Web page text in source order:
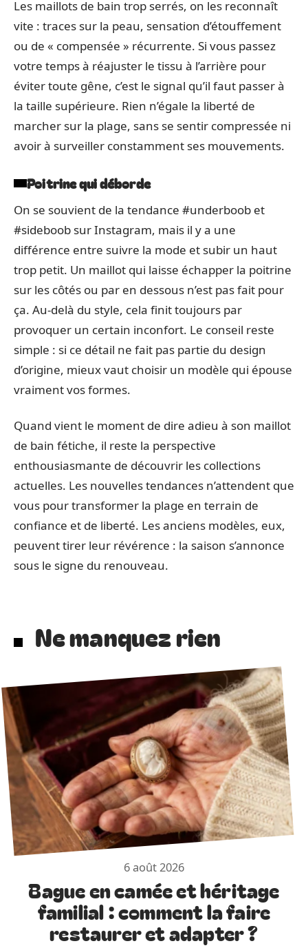
Les maillots de bain trop serrés, on les reconnaît
vite : traces sur la peau, sensation d’étouffement
ou de « compensée » récurrente. Si vous passez
votre temps à réajuster le tissu à l’arrière pour
éviter toute gêne, c’est le signal qu’il faut passer à
la taille supérieure. Rien n’égale la liberté de
marcher sur la plage, sans se sentir compressée ni
avoir à surveiller constamment ses mouvements.
Poitrine qui déborde
On se souvient de la tendance #underboob et
#sideboob sur Instagram, mais il y a une
différence entre suivre la mode et subir un haut
trop petit. Un maillot qui laisse échapper la poitrine
sur les côtés ou par en dessous n’est pas fait pour
ça. Au-delà du style, cela finit toujours par
provoquer un certain inconfort. Le conseil reste
simple : si ce détail ne fait pas partie du design
d’origine, mieux vaut choisir un modèle qui épouse
vraiment vos formes.
Quand vient le moment de dire adieu à son maillot
de bain fétiche, il reste la perspective
enthousiasmante de découvrir les collections
actuelles. Les nouvelles tendances n’attendent que
vous pour transformer la plage en terrain de
confiance et de liberté. Les anciens modèles, eux,
peuvent tirer leur révérence : la saison s’annonce
sous le signe du renouveau.
Ne manquez rien
6 août 2026
Bague en camée et héritage
familial : comment la faire
restaurer et adapter ?